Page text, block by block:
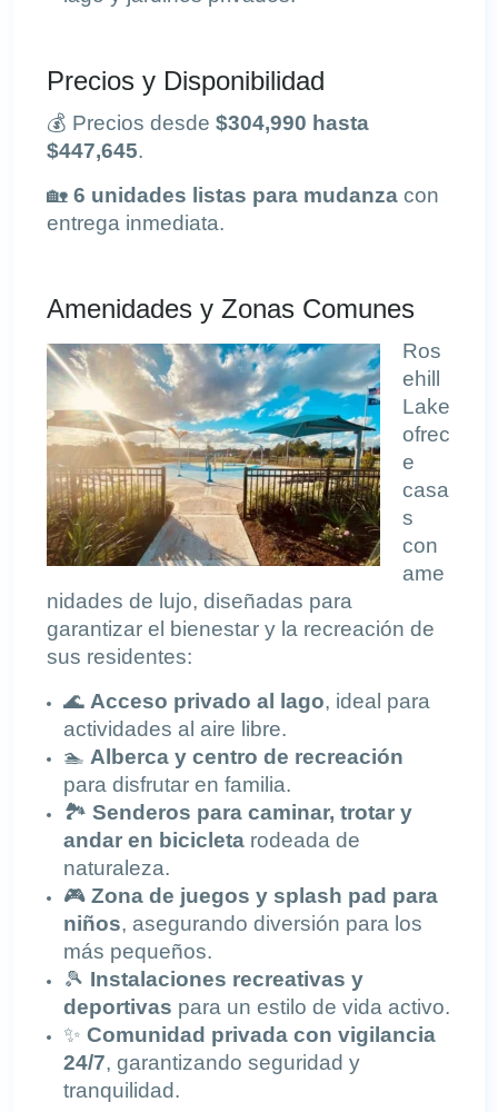
Precios y Disponibilidad
💰 Precios desde $304,990 hasta
$447,645.
🏡 6 unidades listas para mudanza con
entrega inmediata.
Amenidades y Zonas Comunes
Ros
ehill
Lake
ofrec
e
casa
s
con
ame
nidades de lujo, diseñadas para
garantizar el bienestar y la recreación de
sus residentes:
🌊 Acceso privado al lago, ideal para
actividades al aire libre.
🏊 Alberca y centro de recreación
para disfrutar en familia.
🏞️ Senderos para caminar, trotar y
andar en bicicleta rodeada de
naturaleza.
🎮 Zona de juegos y splash pad para
niños, asegurando diversión para los
más pequeños.
🎾 Instalaciones recreativas y
deportivas para un estilo de vida activo.
✨ Comunidad privada con vigilancia
24/7, garantizando seguridad y
tranquilidad.